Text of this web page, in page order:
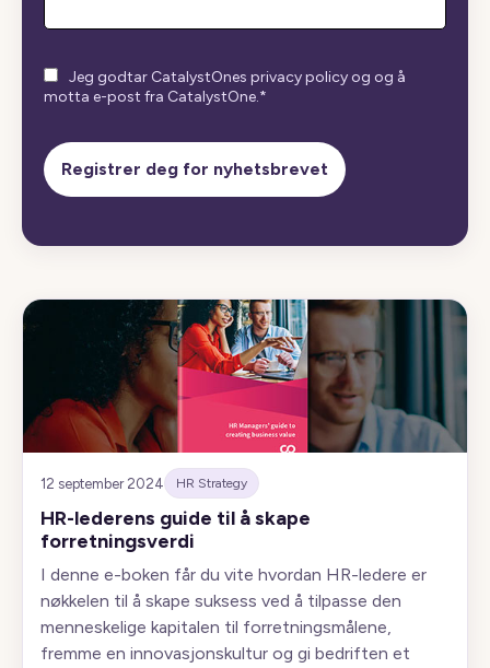
Jeg godtar CatalystOnes privacy policy og og å
motta e-post fra CatalystOne.*
12 september 2024 HR Strategy
HR-lederens guide til å skape
forretningsverdi
I denne e-boken får du vite hvordan HR-ledere er
nøkkelen til å skape suksess ved å tilpasse den
menneskelige kapitalen til forretningsmålene,
fremme en innovasjonskultur og gi bedriften et